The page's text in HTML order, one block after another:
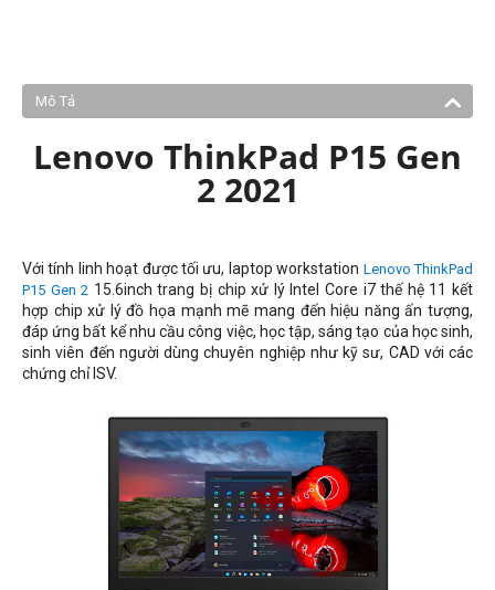
Mô Tả
Lenovo ThinkPad P15 Gen
2 2021
Với tính linh hoạt được tối ưu, laptop workstation Lenovo ThinkPad
P15 Gen 2 15.6inch trang bị chip xử lý Intel Core i7 thế hệ 11 kết
hợp chip xử lý đồ họa mạnh mẽ mang đến hiệu năng ấn tượng,
đáp ứng bất kể nhu cầu công việc, học tập, sáng tạo của học sinh,
sinh viên đến người dùng chuyên nghiệp như kỹ sư, CAD với các
chứng chỉ ISV.